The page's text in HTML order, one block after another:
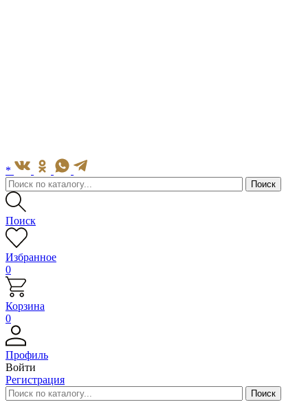
*
Поиск
Избранное
0
Корзина
0
Профиль
Войти
Регистрация